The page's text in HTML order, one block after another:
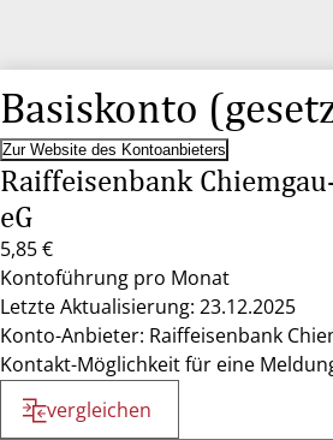
Basiskonto
Zur Website des Kontoanbieters
Raiffeisenbank
eG
5,85 €
Kontoführung pro Monat
Letzte Aktualisierung: 23.12.2025
Konto-Anbieter: Raiffeisenbank
Kontakt-Möglichkeit für eine
vergleichen